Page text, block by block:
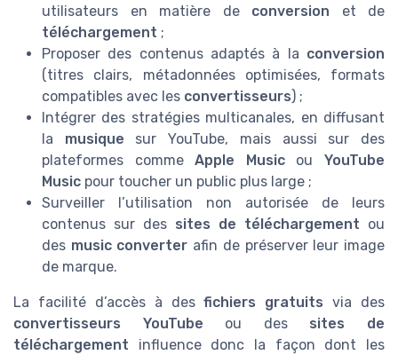
utilisateurs en matière de conversion et de
téléchargement ;
Proposer des contenus adaptés à la conversion
(titres clairs, métadonnées optimisées, formats
compatibles avec les convertisseurs) ;
Intégrer des stratégies multicanales, en diffusant
la musique sur YouTube, mais aussi sur des
plateformes commeApple MusicouYouTube
Music pour toucher un public plus large ;
Surveiller l’utilisation non autorisée de leurs
contenus sur des sites de téléchargement ou
des music converter afin de préserver leur image
de marque.
La facilité d’accès à desfichiers gratuits via des
convertisseurs YouTube ou des sites de
téléchargement influence donc la façon dont les